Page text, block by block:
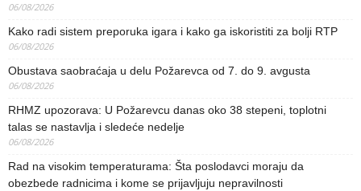
06/08/2026
Kako radi sistem preporuka igara i kako ga iskoristiti za bolji RTP
06/08/2026
Obustava saobraćaja u delu Požarevca od 7. do 9. avgusta
06/08/2026
RHMZ upozorava: U Požarevcu danas oko 38 stepeni, toplotni
talas se nastavlja i sledeće nedelje
06/08/2026
Rad na visokim temperaturama: Šta poslodavci moraju da
obezbede radnicima i kome se prijavljuju nepravilnosti